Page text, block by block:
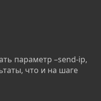
параметр –send-ip,
что и на шаге